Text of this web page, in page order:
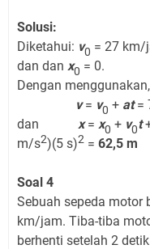
Solusi:
Diketahui: v0 = 27 km/
dan dan x0 = 0.
Dengan menggunakan,
v= v0 + at=
dan x= x0 + v0t
m/s2)(5 s)2 = 62,5 m
Soal 4
Sebuah sepeda motor
km/jam. Tiba-tiba
berhenti setelah 2